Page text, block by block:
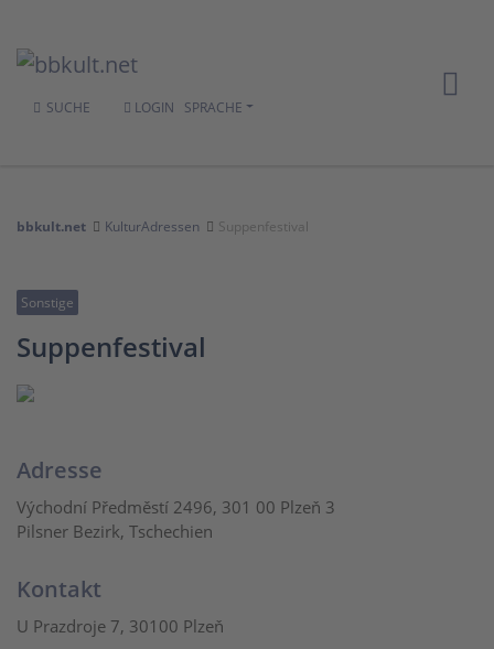
SUCHE LOGIN SPRACHE
bbkult.net KulturAdressen Suppenfestival
Sonstige
Suppenfestival
Adresse
Východní Předměstí 2496, 301 00 Plzeň 3
Pilsner Bezirk, Tschechien
Kontakt
U Prazdroje 7, 30100 Plzeň